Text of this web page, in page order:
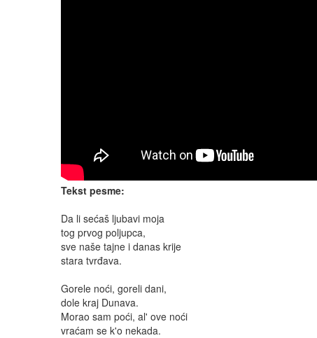
Tekst pesme:
Da li sećaš ljubavi moja
tog prvog poljupca,
sve naše tajne i danas krije
stara tvrđava.
Gorele noći, goreli dani,
dole kraj Dunava.
Morao sam poći, al' ove noći
vraćam se k'o nekada.